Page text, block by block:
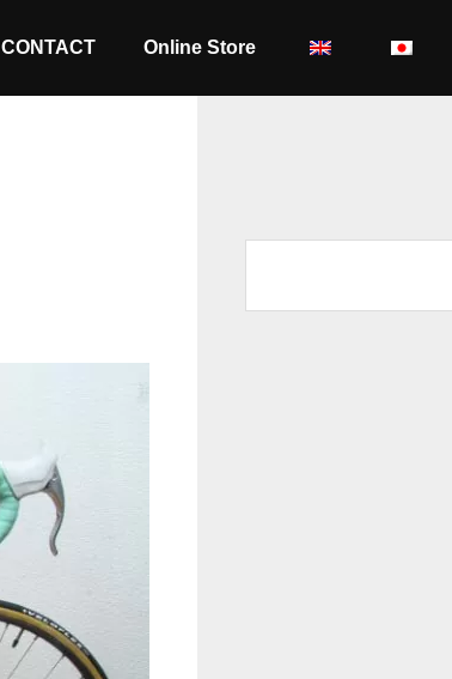
CONTACT Online Store